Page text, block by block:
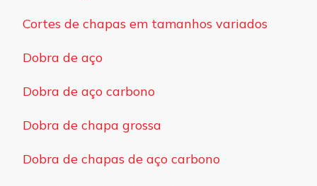
Cortes de chapas em tamanhos variados
Dobra de aço
Dobra de aço carbono
Dobra de chapa grossa
Dobra de chapas de aço carbono